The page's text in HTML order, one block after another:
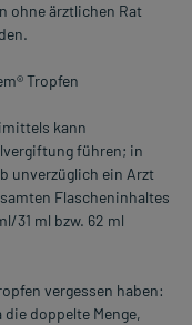
ohne ärztlichen Rat
Tropfen
kann
führen; in
unverzüglich ein Arzt
Flascheninhaltes
31 ml bzw. 62 ml
vergessen haben:
doppelte Menge,